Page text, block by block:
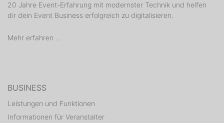
20 Jahre Event-Erfahrung mit modernster Technik und helfen
dir dein Event Business erfolgreich zu digitalisieren.
Mehr erfahren ...
BUSINESS
Leistungen und Funktionen
Informationen für Veranstalter